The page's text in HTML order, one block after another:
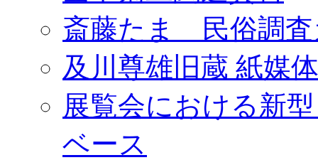
斎藤たま 民俗調査
及川尊雄旧蔵 紙媒
展覧会における新
ベース